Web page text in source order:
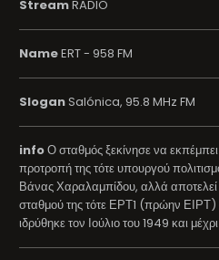
StreamRADIO
NameERT - 958 FM
SloganSalónica, 95.8 MHz FM
infoΟ σταθμός ξεκίνησε να
προτροπή της τότε υπουργού
Βάνας Χαραλαμπίδου, αλλά αποτελεί
σταθμού της τότε ΕΡΤ1 (πρώην ΕΙΡΤ)
ιδρύθηκε τον Ιούλιο του 1949 και